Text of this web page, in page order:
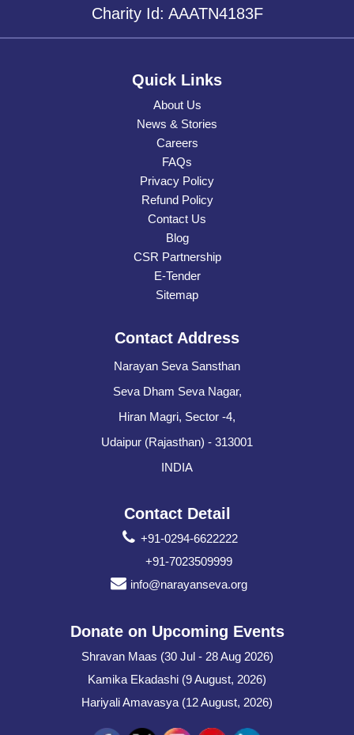
Charity Id: AAATN4183F
Quick Links
About Us
News & Stories
Careers
FAQs
Privacy Policy
Refund Policy
Contact Us
Blog
CSR Partnership
E-Tender
Sitemap
Contact Address
Narayan Seva Sansthan
Seva Dham Seva Nagar,
Hiran Magri, Sector -4,
Udaipur (Rajasthan) - 313001
INDIA
Contact Detail
+91-0294-6622222
+91-7023509999
info@narayanseva.org
Donate on Upcoming Events
Shravan Maas (30 Jul - 28 Aug 2026)
Kamika Ekadashi (9 August, 2026)
Hariyali Amavasya (12 August, 2026)